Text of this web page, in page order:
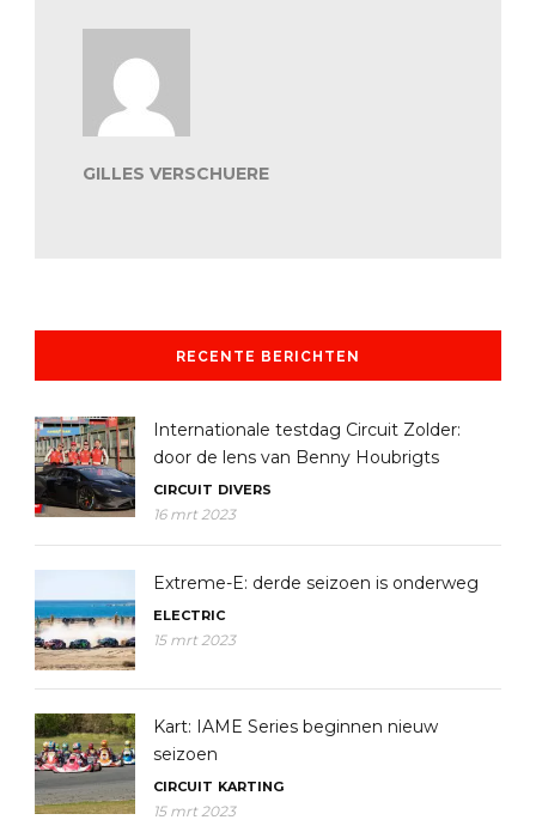
GILLES VERSCHUERE
RECENTE BERICHTEN
Internationale testdag Circuit Zolder:
door de lens van Benny Houbrigts
CIRCUIT DIVERS
16 mrt 2023
Extreme-E: derde seizoen is onderweg
ELECTRIC
15 mrt 2023
Kart: IAME Series beginnen nieuw
seizoen
CIRCUIT KARTING
15 mrt 2023